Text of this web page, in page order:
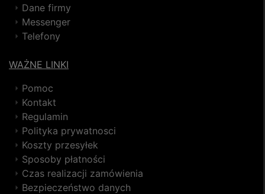
Dane firmy
Messenger
Telefony
WAŻNE LINKI
Pomoc
Kontakt
Regulamin
Polityka prywatnosci
Koszty przesyłek
Sposoby płatności
Czas realizacji zamówienia
Bezpieczeństwo danych